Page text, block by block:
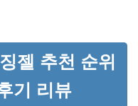
젤 추천 순위
기 리뷰